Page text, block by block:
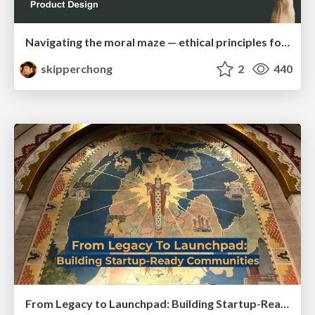
skipperchong
2 440
From Legacy to Launchpad: Building Startup-Ready Communities